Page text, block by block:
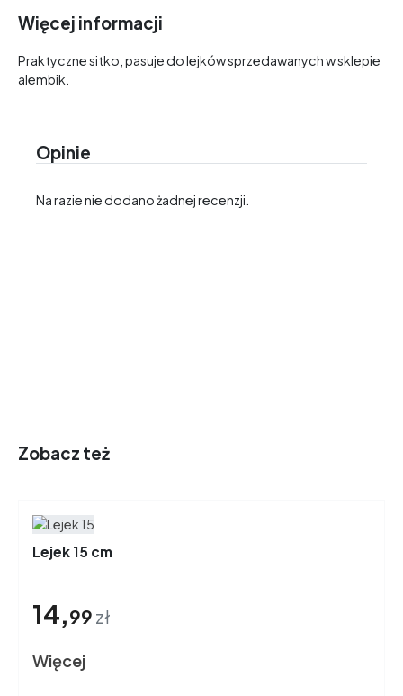
Więcej informacji
Praktyczne sitko, pasuje do lejków sprzedawanych w sklepie
alembik.
Opinie
Na razie nie dodano żadnej recenzji.
Zobacz też
Lejek 15 cm
14,99 zł
Więcej